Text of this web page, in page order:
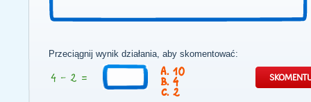
Przeciągnij wynik działania, aby skomentować:
10
4
2